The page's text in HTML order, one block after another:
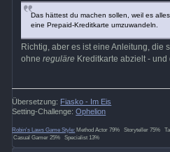
Das hättest du machen sollen, weil es
eine Prepaid-Kreditkarte umzuwandeln.
Richtig, aber es ist eine Anleitung, die
ohne reguläreKreditkarte abzielt - und
Übersetzung: Fiasko - Im Eis
Setting-Challenge:Ophelion
Robin's Laws Game Style: Method Actor 79% Storyteller 75%
Casual Gamer 25% Specialist 13%